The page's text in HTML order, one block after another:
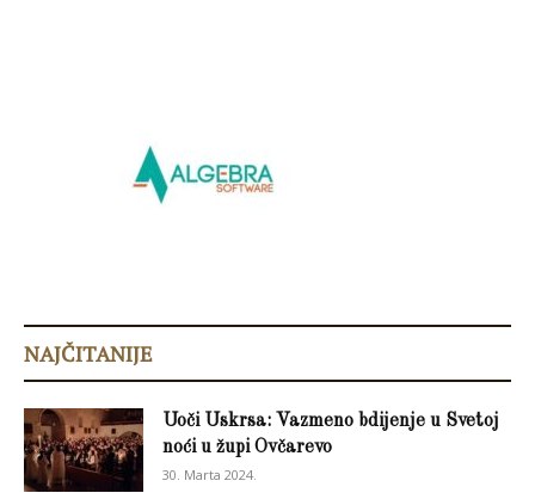
NAJČITANIJE
Uoči Uskrsa: Vazmeno bdijenje u Svetoj
noći u župi Ovčarevo
30. Marta 2024.